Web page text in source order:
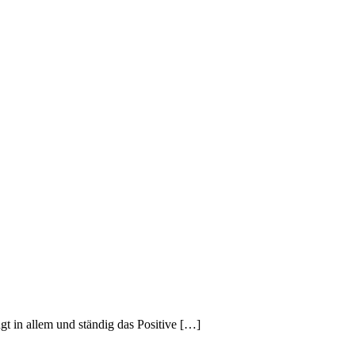
in allem und ständig das Positive […]